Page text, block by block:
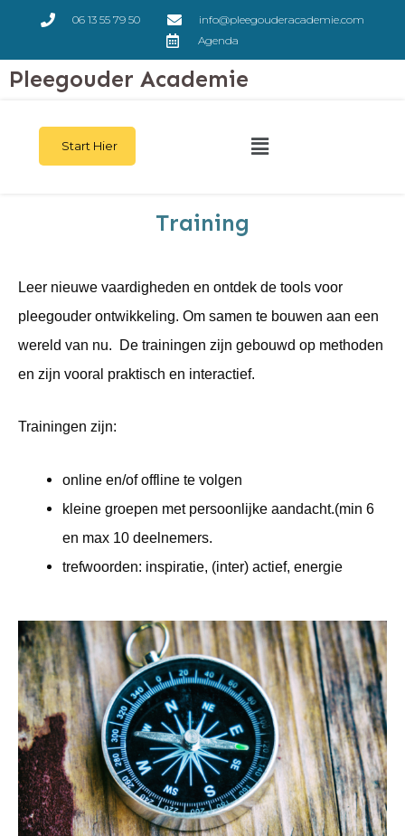
06 13 55 79 50
info@pleegouderacademie.com
Agenda
Pleegouder Academie
Start Hier
Training
Leer nieuwe vaardigheden en ontdek de tools voor
pleegouder ontwikkeling. Om samen te bouwen aan een
wereld van nu. De trainingen zijn gebouwd op methoden
en zijn vooral praktisch en interactief.
Trainingen zijn:
online en/of offline te volgen
kleine groepen met persoonlijke aandacht.(min 6
en max 10 deelnemers.
trefwoorden: inspiratie, (inter) actief, energie